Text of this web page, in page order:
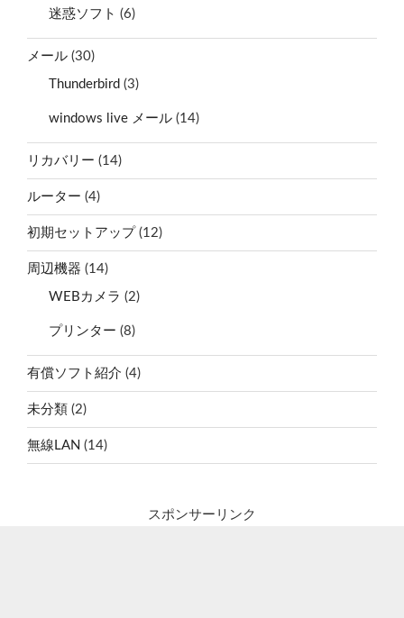
迷惑ソフト (6)
メール (30)
Thunderbird (3)
windows live メール (14)
リカバリー (14)
ルーター (4)
初期セットアップ(12)
周辺機器 (14)
WEBカメラ (2)
プリンター (8)
有償ソフト紹介 (4)
未分類 (2)
無線LAN (14)
スポンサーリンク